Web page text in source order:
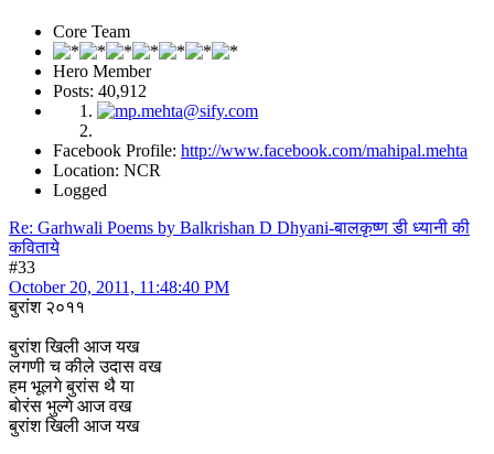
Core Team
Hero Member
Posts: 40,912
Facebook Profile: http://www.facebook.com/mahipal.mehta
Location: NCR
Logged
Re: Garhwali Poems by Balkrishan D Dhyani-बालकृष्ण डी ध्यानी की
कविताये
#33
October 20, 2011, 11:48:40 PM
बुरांश २०११
बुरांश खिली आज यख
लगणी च कीले उदास वख
हम भूलगे बुरांस थै या
बोरंस भुल्गे आज वख
बुरांश खिली आज यख